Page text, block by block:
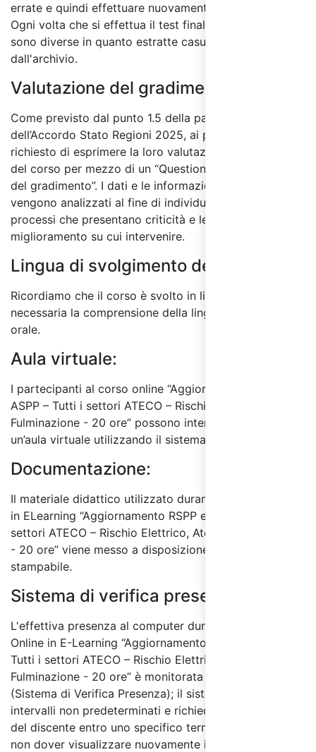
errate e quindi effettuare nuovamente il test finale.
Ogni volta che si effettua il test finale le domande
sono diverse in quanto estratte casualmente
dall'archivio.
Valutazione del gradimento:
Come previsto dal punto 1.5 della parte IV
dell’Accordo Stato Regioni 2025, ai partecipanti sarà
richiesto di esprimere la loro valutazione sulla qualità
del corso per mezzo di un “Questionario di valutazione
del gradimento”. I dati e le informazioni raccolti
vengono analizzati al fine di individuare quali sono i
processi che presentano criticità e le aree di
miglioramento su cui intervenire.
Lingua di svolgimento del corso:
Ricordiamo che il corso è svolto in lingua italiana ed è
necessaria la comprensione della lingua sia scritta che
orale.
Aula virtuale:
I partecipanti al corso online “Aggiornamento RSPP e
ASPP – Tutti i settori ATECO – Rischio Elettrico, Atex e
Fulminazione - 20 ore” possono interagire tra di loro in
un’aula virtuale utilizzando il sistema di chat online.
Documentazione:
Il materiale didattico utilizzato durante il corso online
in ELearning “Aggiornamento RSPP e ASPP – Tutti i
settori ATECO – Rischio Elettrico, Atex e Fulminazione
- 20 ore” viene messo a disposizione anche in formato
stampabile.
Sistema di verifica presenza:
L'effettiva presenza al computer durante il Corso
Online in E-Learning “Aggiornamento RSPP e ASPP –
Tutti i settori ATECO – Rischio Elettrico, Atex e
Fulminazione - 20 ore” è monitorata tramite S.V.P.
(Sistema di Verifica Presenza); il sistema si attiva a
intervalli non predeterminati e richiede un feedback
del discente entro uno specifico termine di tempo per
non dover visualizzare nuovamente il Modulo